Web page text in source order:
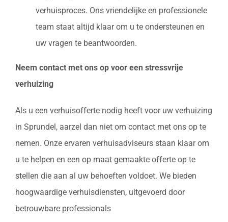
verhuisproces. Ons vriendelijke en professionele
team staat altijd klaar om u te ondersteunen en
uw vragen te beantwoorden.
Neem contact met ons op voor een stressvrije
verhuizing
Als u een verhuisofferte nodig heeft voor uw verhuizing
in Sprundel, aarzel dan niet om contact met ons op te
nemen. Onze ervaren verhuisadviseurs staan klaar om
u te helpen en een op maat gemaakte offerte op te
stellen die aan al uw behoeften voldoet. We bieden
hoogwaardige verhuisdiensten, uitgevoerd door
betrouwbare professionals